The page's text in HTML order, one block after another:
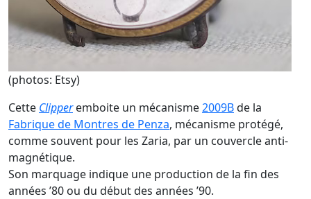
(photos: Etsy)
Cette Clipperemboite un mécanisme2009Bde la
Fabrique de Montres de Penza, mécanisme protégé,
comme souvent pour les Zaria, par un couvercle anti-
magnétique.
Son marquage indique une production de la fin des
années ’80 ou du début des années ’90.